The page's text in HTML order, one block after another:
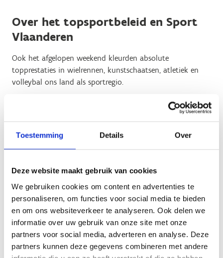
Toestemming Details Over
Deze website maakt gebruik van cookies
We gebruiken cookies om content en advertenties te
personaliseren, om functies voor social media te bieden
en om ons websiteverkeer te analyseren. Ook delen we
informatie over uw gebruik van onze site met onze
partners voor social media, adverteren en analyse. Deze
partners kunnen deze gegevens combineren met andere
Over het topsportbeleid en Sport
Vlaanderen
Ook het afgelopen weekend kleurden absolute
topprestaties in wielrennen, kunstschaatsen, atletiek en
volleybal ons land als sportregio.
Al vele jaren bouwen wij, de topsportfederaties en Sport
Vlaanderen, aan een sterk en duurzaam topsportbeleid.
olympische topsportindex, die nooit hoger noteerde dan
nu.De Vlaamse topsportindex monitort het Vlaams
behaald door medailles en top 8-plaatsen op Olympische
Spelen, Europese en Wereldkampioenschappen in
olympische disciplines door topsporters uit Vlaanderen.
We staan volop achter dat beleid dat we samen voeren
met de topsportfederaties. Dat beleid combineert een
sterke visie op topsport en de absolute wil om
topsporters zodanig te ondersteunen en te omkaderen dat